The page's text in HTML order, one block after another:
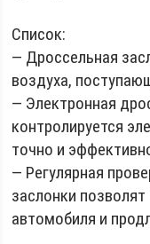
Список:
— Дроссельная
воздуха,
— Электронная
контролируется
точно и
— Регулярная
заслонки
автомобиля и